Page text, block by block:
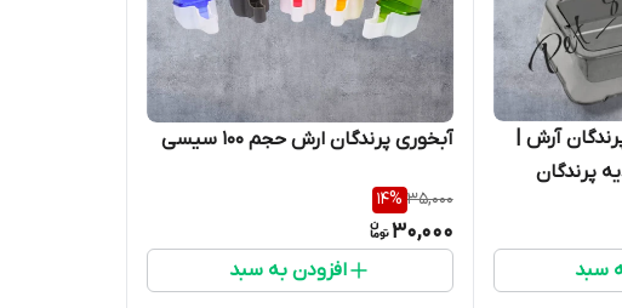
آرش |
پرندگان
سبد
آبخوری پرندگان ارش حجم 100 سیسی
35,000
14%
30,000
افزودن به سبد